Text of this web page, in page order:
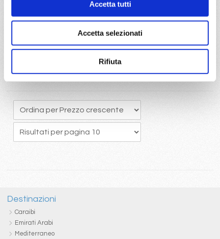
Accetta tutti
Accetta selezionati
Rifiuta
che comprende una ottima selezione di bevande alcoliche e
analcoliche calde e fredde
Destinazioni
Caraibi
Emirati Arabi
Mediterraneo